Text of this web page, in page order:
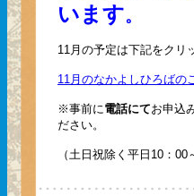
います。
11月の予定は下記をクリ
11月のなかよしひろばの
※事前に電話にてお申込
ださい。
（土日祝除く平日10：